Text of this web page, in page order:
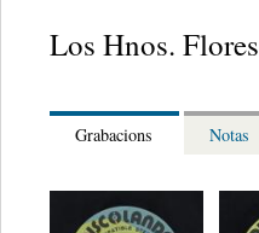
Los Hnos. Flores
Grabacions Notas